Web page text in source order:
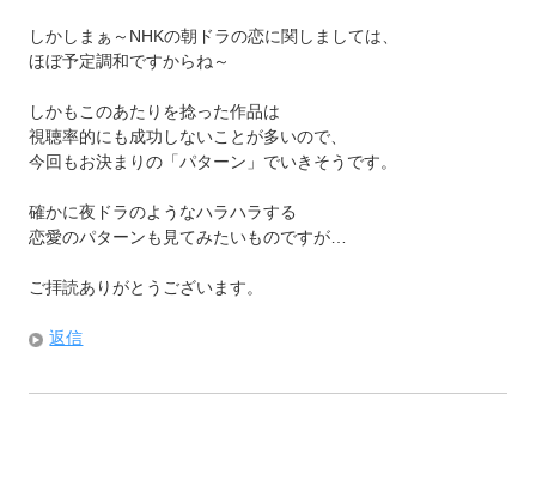
しかしまぁ～NHKの朝ドラの恋に関しましては、
ほぼ予定調和ですからね～
しかもこのあたりを捻った作品は
視聴率的にも成功しないことが多いので、
今回もお決まりの「パターン」でいきそうです。
確かに夜ドラのようなハラハラする
恋愛のパターンも見てみたいものですが…
ご拝読ありがとうございます。
返信